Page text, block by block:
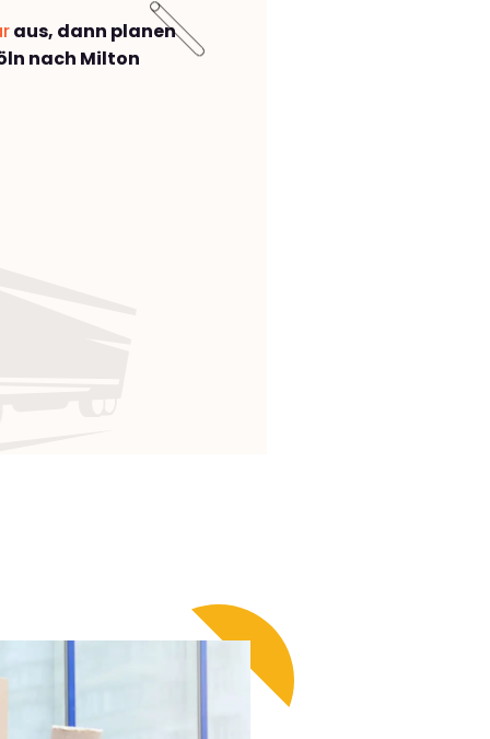
aus, dann planen
nach Milton